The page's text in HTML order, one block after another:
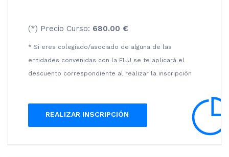
(*) Precio Curso: 680.00 €
* Si eres colegiado/asociado de alguna de las
entidades convenidas con la FIJJ se te aplicará el
descuento correspondiente al realizar la inscripción
REALIZAR INSCRIPCIÓN